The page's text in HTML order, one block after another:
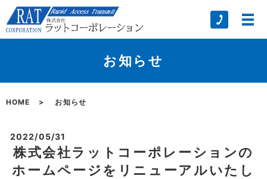
お知らせ
HOME お知らせ
2022/05/31
株式会社ラットコーポレーションの
ホームページをリニューアルいたし